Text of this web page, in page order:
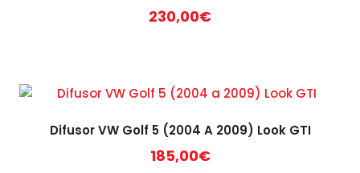
230,00€
Difusor VW Golf 5 (2004 A 2009) Look GTI
185,00€